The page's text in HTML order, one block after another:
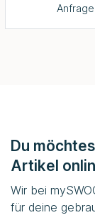
Du
Artikel
Wir bei
für deine